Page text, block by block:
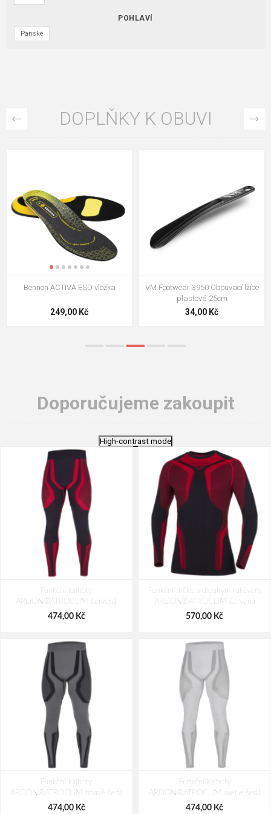
POHLAVÍ
Pánské
DOPLŇKY K OBUVI
VM Footwear 3009 Vkládací stélka
124,00 Kč
VM Footwear 3102 Tkaničky
ploché
18,70 Kč
Doporučujeme zakoupit
High-contrast mode
Funkční kalhoty
ARDON®ATROCLIM červená
474,00 Kč
Funkční tričko s dlouhým rukávem
ARDON®ATROCLIM červená
570,00 Kč
Funkční kalhoty
ARDON®ATROCLIM tmavě šedá
474,00 Kč
Funkční kalhoty
ARDON®ATROCLIM světle šedá
474,00 Kč